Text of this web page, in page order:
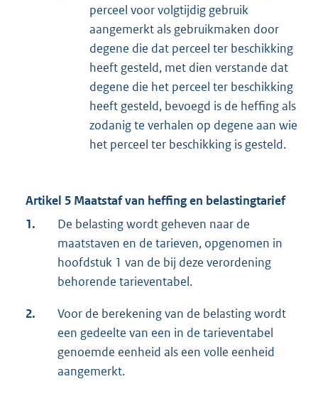
perceel voor volgtijdig gebruik
aangemerkt als gebruikmaken door
degene die dat perceel ter beschikking
heeft gesteld, met dien verstande dat
degene die het perceel ter beschikking
heeft gesteld, bevoegd is de heffing als
zodanig te verhalen op degene aan wie
het perceel ter beschikking is gesteld.
Artikel 5 Maatstaf van heffing en belastingtarief
1.
De belasting wordt geheven naar de
maatstaven en de tarieven, opgenomen in
hoofdstuk 1 van de bij deze verordening
behorende tarieventabel.
2.
Voor de berekening van de belasting wordt
een gedeelte van een in de tarieventabel
genoemde eenheid als een volle eenheid
aangemerkt.